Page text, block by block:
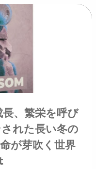
、繁栄を呼び
れた長い冬の
が芽吹く世界